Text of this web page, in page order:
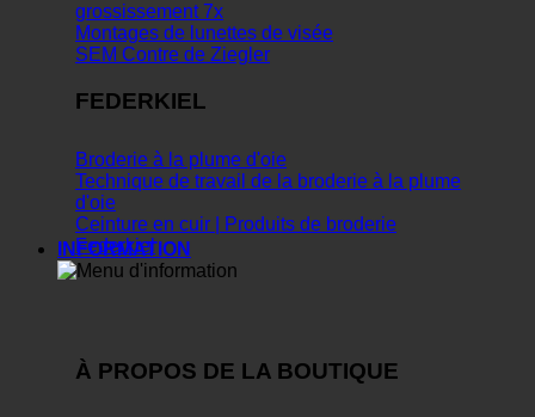
grossissement 7x
Montages de lunettes de visée
SEM Contre de Ziegler
FEDERKIEL
Broderie à la plume d'oie
Technique de travail de la broderie à la plume
d'oie
Ceinture en cuir | Produits de broderie
Federkiel
INFORMATION
À PROPOS DE LA BOUTIQUE